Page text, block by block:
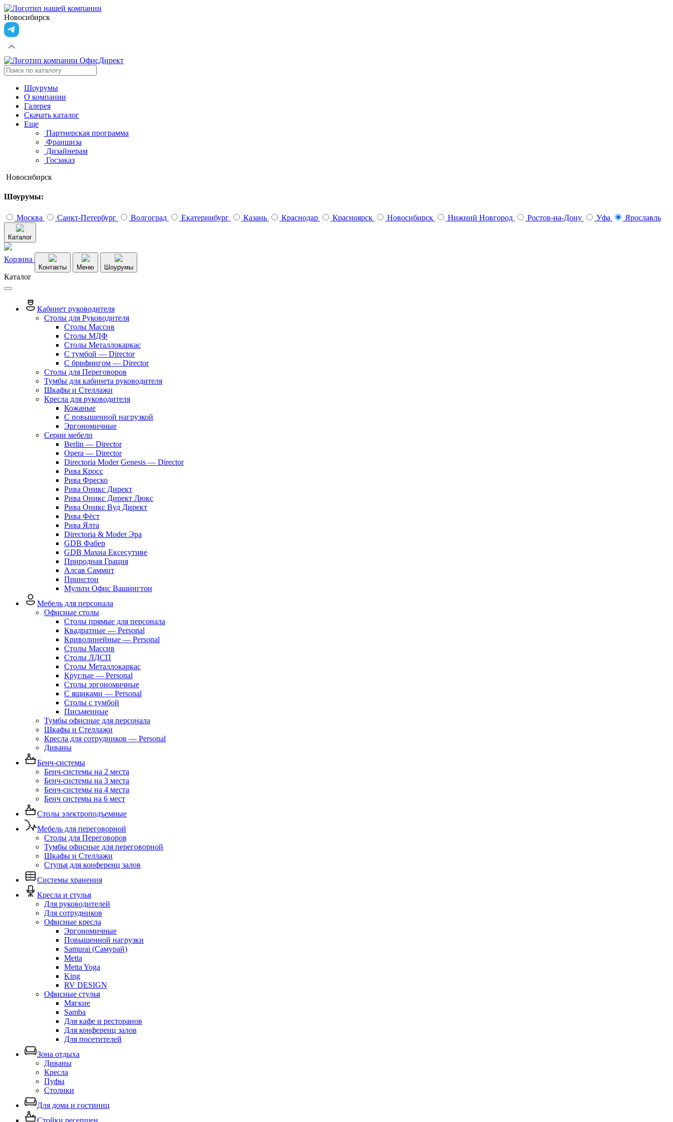
Новосибирск
Шоурумы
О компании
Галерея
Скачать каталог
Еще
Партнерская программа
Франшиза
Дизайнерам
Госзаказ
Новосибирск
Шоурумы:
Москва Санкт-Петербург Волгоград Екатеринбург Казань Краснодар Красноярск Новосибирск Нижний Новгород Ростов-на-Дону Уфа Ярославль
Каталог
Корзина
Контакты Меню Шоурумы
Каталог
Кабинет руководителя
Столы для Руководителя
Столы Массив
Столы МДФ
Столы Металлокаркас
С тумбой — Director
C брифингом — Director
Столы для Переговоров
Тумбы для кабинета руководителя
Шкафы и Стеллажи
Кресла для руководителя
Кожаные
С повышенной нагрузкой
Эргономичные
Серии мебели
Berlin — Director
Opera — Director
Directoria Moder Genesis — Director
Рива Кросс
Рива Фреско
Рива Оникс Директ
Рива Оникс Директ Люкс
Рива Оникс Вуд Директ
Рива Фёст
Рива Ялта
Directoria & Moder Эра
GDB Фабер
GDB Махиа Ексесутиве
Природная Грация
Алсав Саммит
Принстон
Мульти Офис Вашингтон
Мебель для персонала
Офисные столы
Столы прямые для персонала
Квадратные — Personal
Криволинейные — Personal
Столы Массив
Столы ЛДСП
Столы Металлокаркас
Круглые — Personal
Столы эргономичные
С ящиками — Personal
Столы с тумбой
Письменные
Тумбы офисные для персонала
Шкафы и Стеллажи
Кресла для сотрудников — Personal
Диваны
Бенч-системы
Бенч-системы на 2 места
Бенч-системы на 3 места
Бенч-системы на 4 места
Бенч системы на 6 мест
Столы электроподъемные
Мебель для переговорной
Столы для Переговоров
Тумбы офисные для переговорной
Шкафы и Стеллажи
Стулья для конференц залов
Системы хранения
Кресла и стулья
Для руководителей
Для сотрудников
Офисные кресла
Эргономичные
Повышенной нагрузки
Samurai (Самурай)
Metta
Metta Yoga
King
RV DESIGN
Офисные стулья
Мягкие
Samba
Для кафе и ресторанов
Для конференц залов
Для посетителей
Зона отдыха
Диваны
Кресла
Пуфы
Столики
Для дома и гостиниц
Стойки ресепшен